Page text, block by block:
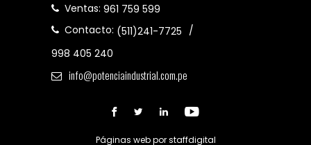
Ventas: 961 759 599
Contacto: (511)241-7725
998 405 240
info@potenciaindustrial.com.pe
Páginas web porstaffdigital